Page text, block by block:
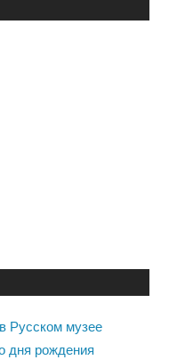
Русском музее
дня рождения